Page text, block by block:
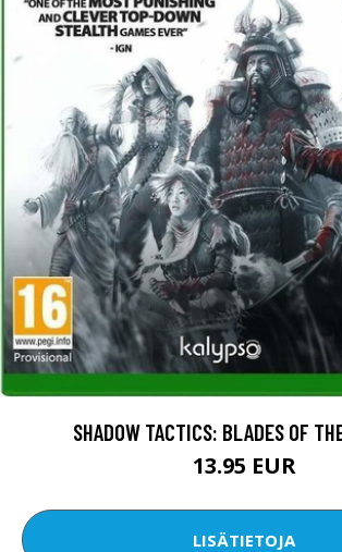
SHADOW TACTICS: BLADES OF
13.95 EUR
LISÄTIETOJA